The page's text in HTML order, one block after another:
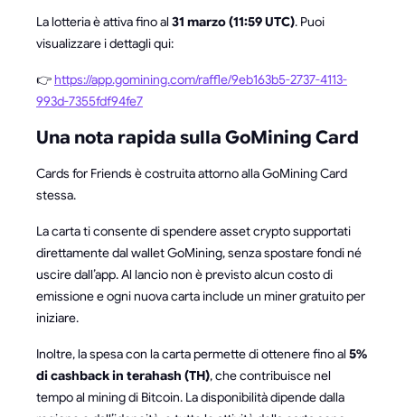
La lotteria è attiva fino al 31 marzo (11:59 UTC). Puoi
visualizzare i dettagli qui:
👉https://app.gomining.com/raffle/9eb163b5-2737-4113-
993d-7355fdf94fe7
Una nota rapida sulla GoMining Card
Cards for Friends è costruita attorno alla GoMining Card
stessa.
La carta ti consente di spendere asset crypto supportati
direttamente dal wallet GoMining, senza spostare fondi né
uscire dall’app. Al lancio non è previsto alcun costo di
emissione e ogni nuova carta include un miner gratuito per
iniziare.
Inoltre, la spesa con la carta permette di ottenere fino al 5%
di cashback in terahash (TH), che contribuisce nel
tempo al mining di Bitcoin. La disponibilità dipende dalla